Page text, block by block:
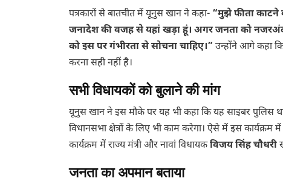
पत्रकारों से बातचीत में यूनुस खान ने कहा- “मुझे फीता काटने
जनादेश की वजह से यहां खड़ा हूं। अगर जनता को
को इस पर गंभीरता से सोचना चाहिए।” उन्होंने आगे कहा
करना सही नहीं है।
सभी विधायकों को बुलाने की मांग
यूनुस खान ने इस मौके पर यह भी कहा कि यह साइबर पुलिस
विधानसभा क्षेत्रों के लिए भी काम करेगा। ऐसे में इस कार्यक्रम
कार्यक्रम में राज्य मंत्री और नावां विधायकविजय सिंह चौधरी
जनता का अपमान बताया